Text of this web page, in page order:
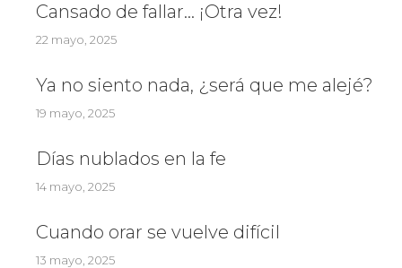
Cansado de fallar… ¡Otra vez!
22 mayo, 2025
Ya no siento nada, ¿será que me alejé?
19 mayo, 2025
Días nublados en la fe
14 mayo, 2025
Cuando orar se vuelve difícil
13 mayo, 2025